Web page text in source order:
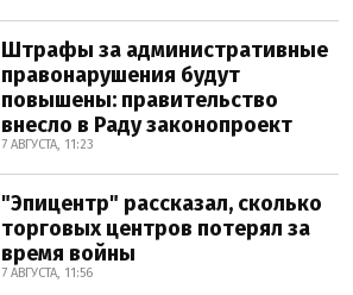
Штрафы за административные
правонарушения будут
повышены: правительство
внесло в Раду законопроект
7 АВГУСТА, 11:23
"Эпицентр" рассказал, сколько
торговых центров потерял за
время войны
7 АВГУСТА, 11:56